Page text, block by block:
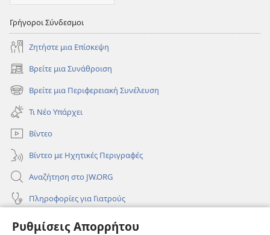
Ρυθμίσεις Απορρήτου
Γρήγοροι Σύνδεσμοι
Ζητήστε μια Επίσκεψη
Βρείτε μια Συνάθροιση
(ανοίγει
νέο
παράθυρο)
Βρείτε μια Περιφερειακή Συνέλευση
(ανοίγει
νέο
παράθυρο)
Τι Νέο Υπάρχει
Βίντεο
Βίντεο με Ηχητικές Περιγραφές
Αναζήτηση στο JW.ORG
Πληροφορίες για Γιατρούς
Πληροφορίες για Επίσημους Φορείς και ΜΜΕ